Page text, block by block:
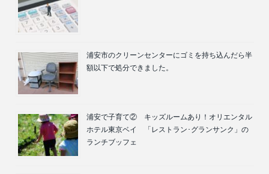
浦安市のクリーンセンターにゴミを持ち込んだら半
額以下で処分できました。
浦安で子育て② キッズルームあり！オリエンタル
ホテル東京ベイ 「レストラン･グランサンク」の
ランチブッフェ